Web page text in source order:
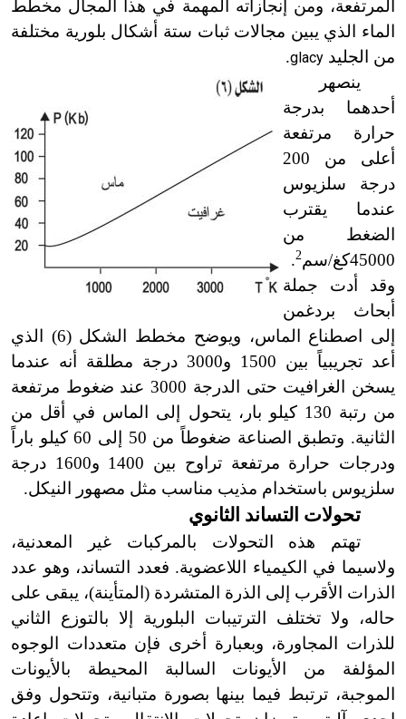
المرتفعة، ومن إنجازاته المهمة في هذا المجال مخطط
الماء الذي يبين مجالات ثبات ستة أشكال بلورية مختلفة
من الجليد glacy
.
ينصهر
أحدهما بدرجة
حرارة مرتفعة
أعلى من 200
درجة سلزيوس
عندما يقترب
الضغط من
45000كغ/سم
2
.
وقد أدت جملة
أبحاث بردغمن
إلى اصطناع الماس، ويوضح مخطط الشكل (6) الذي
أعد تجريبياً بين 1500 و3000 درجة مطلقة أنه عندما
يسخن الغرافيت حتى الدرجة 3000 عند ضغوط مرتفعة
من رتبة 130 كيلو بار، يتحول إلى الماس في أقل من
الثانية. وتطبق الصناعة ضغوطاً من 50 إلى 60 كيلو باراً
ودرجات حرارة مرتفعة تراوح بين 1400 و1600 درجة
سلزيوس باستخدام مذيب مناسب مثل مصهور النيكل.
تحولات التساند الثانوي
تهتم هذه التحولات بالمركبات غير المعدنية،
ولاسيما في الكيمياء اللاعضوية. فعدد التساند، وهو عدد
الذرات الأقرب إلى الذرة المتشردة (المتأينة)، يبقى على
حاله، ولا تختلف الترتيبات البلورية إلا بالتوزع الثاني
للذرات المجاورة، وبعبارة أخرى فإن متعددات الوجوه
المؤلفة من الأيونات السالبة المحيطة بالأيونات
الموجبة، ترتبط فيما بينها بصورة متبانية، وتتحول وفق